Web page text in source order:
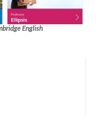
English